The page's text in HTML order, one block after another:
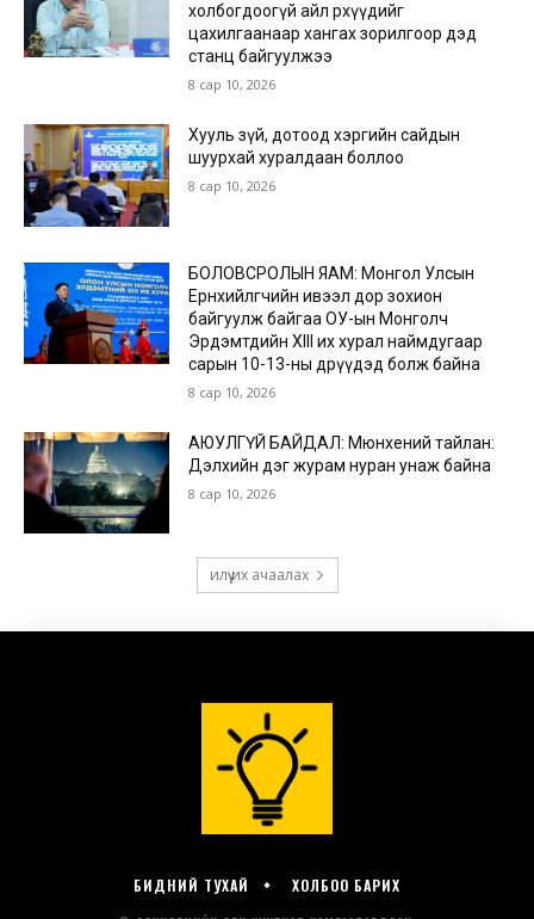
БИДНИЙ ТУХАЙ ХОЛБОО БАРИХ